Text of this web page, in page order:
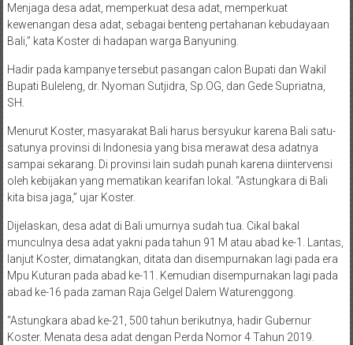
Menjaga desa adat, memperkuat desa adat, memperkuat
kewenangan desa adat, sebagai benteng pertahanan kebudayaan
Bali,” kata Koster di hadapan warga Banyuning.
Hadir pada kampanye tersebut pasangan calon Bupati dan Wakil
Bupati Buleleng, dr. Nyoman Sutjidra, Sp.OG, dan Gede Supriatna,
SH.
Menurut Koster, masyarakat Bali harus bersyukur karena Bali satu-
satunya provinsi di Indonesia yang bisa merawat desa adatnya
sampai sekarang. Di provinsi lain sudah punah karena diintervensi
oleh kebijakan yang mematikan kearifan lokal. “Astungkara di Bali
kita bisa jaga,” ujar Koster.
Dijelaskan, desa adat di Bali umurnya sudah tua. Cikal bakal
munculnya desa adat yakni pada tahun 91 M atau abad ke-1. Lantas,
lanjut Koster, dimatangkan, ditata dan disempurnakan lagi pada era
Mpu Kuturan pada abad ke-11. Kemudian disempurnakan lagi pada
abad ke-16 pada zaman Raja Gelgel Dalem Waturenggong.
“Astungkara abad ke-21, 500 tahun berikutnya, hadir Gubernur
Koster. Menata desa adat dengan Perda Nomor 4 Tahun 2019.